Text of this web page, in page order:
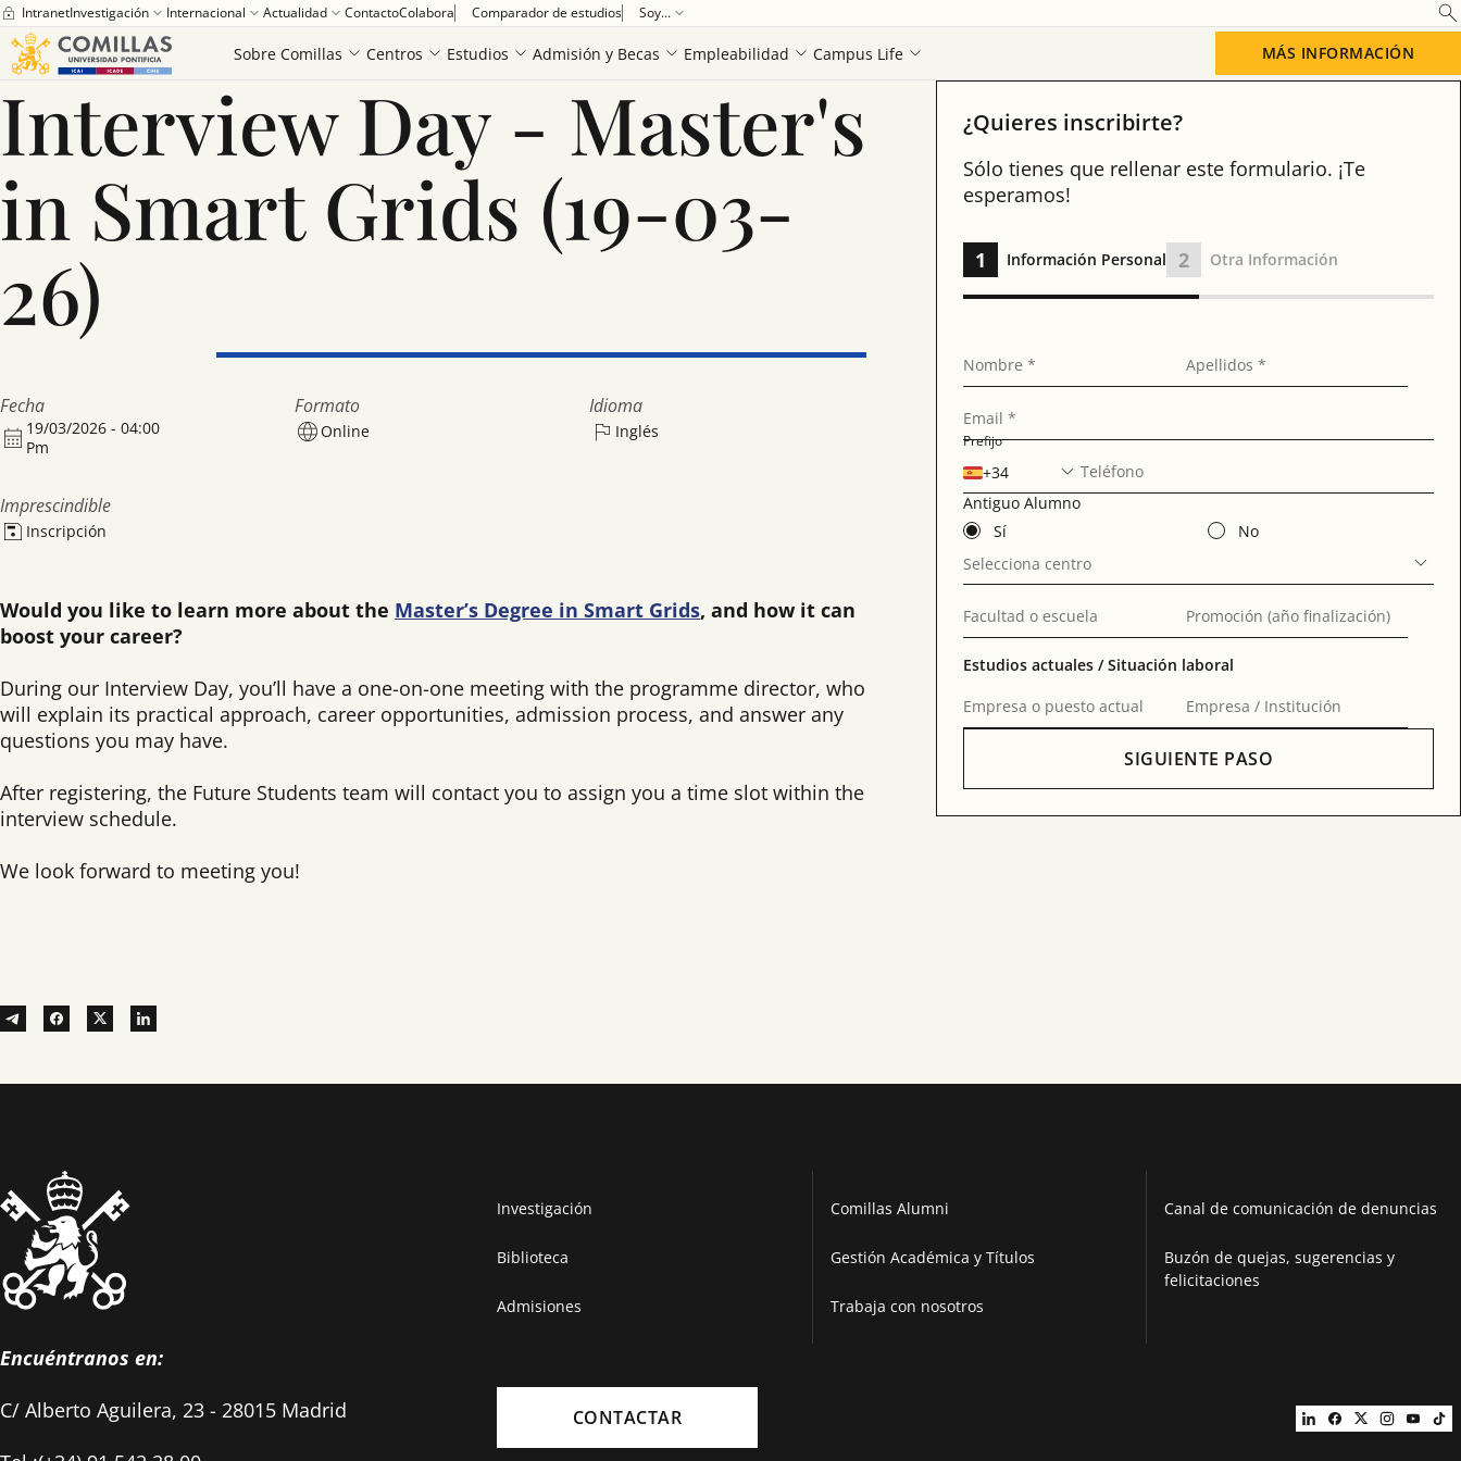
IntranetInvestigación Internacional Actualidad ContactoColabora Comparador de estudios Soy...
Sobre Comillas Centros Estudios Admisión y Becas Empleabilidad Campus Life MÁS INFORMACIÓN
Saber más Ver más
Home Interview Day - Master's in Smart Grids (19-03-26)
Interview Day - Master's
in Smart Grids (19-03-
26)
Fecha
19/03/2026 - 04:00
Pm
Formato
Online
Idioma
Inglés
Imprescindible
Inscripción
Would you like to learn more about the Master’s Degree in Smart Grids, and how it can
boost your career?
During our Interview Day, you’ll have a one-on-one meeting with the programme director, who
will explain its practical approach, career opportunities, admission process, and answer any
questions you may have.
After registering, the Future Students team will contact you to assign you a time slot within the
interview schedule.
We look forward to meeting you!
¿Quieres inscribirte?
Sólo tienes que rellenar este formulario. ¡Te
esperamos!
1 Información Personal 2 Otra Información
Nombre * Apellidos *
Email *
+34
Prefijo
Teléfono
Antiguo Alumno
Sí
No
Selecciona centro
Facultad o escuela Promoción (año finalización)
Estudios actuales / Situación laboral
Empresa o puesto actual
Empresa / Institución
SIGUIENTE PASO
Encuéntranos en:
C/ Alberto Aguilera, 23 - 28015 Madrid
Investigación
Biblioteca
Admisiones
Comillas Alumni
Gestión Académica y Títulos
Trabaja con nosotros
Canal de comunicación de denuncias
Buzón de quejas, sugerencias y
felicitaciones
CONTACTAR